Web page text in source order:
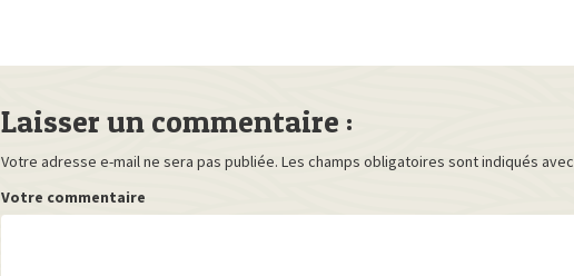
Laisser un commentaire :
Votre adresse e-mail ne sera pas publiée. Les champs obligatoires sont indiqués avec
Votre commentaire